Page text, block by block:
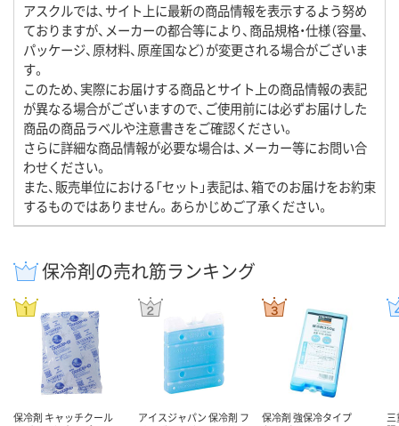
アスクルでは、サイト上に最新の商品情報を表示するよう努め
ておりますが、メーカーの都合等により、商品規格・仕様（容量、
パッケージ、原材料、原産国など）が変更される場合がございま
す。
このため、実際にお届けする商品とサイト上の商品情報の表記
が異なる場合がございますので、ご使用前には必ずお届けした
商品の商品ラベルや注意書きをご確認ください。
さらに詳細な商品情報が必要な場合は、メーカー等にお問い合
わせください。
また、販売単位における「セット」表記は、箱でのお届けをお約束
するものではありません。あらかじめご了承ください。
保冷剤の売れ筋ランキング
保冷剤 キャッチクール
アイスジャパン 保冷剤 フ
保冷剤 強保冷タイプ